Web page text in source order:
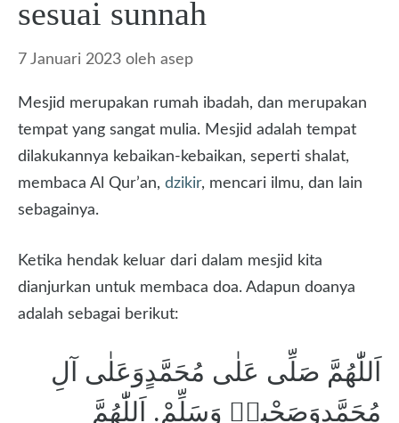
sesuai sunnah
7 Januari 2023 oleh asep
Mesjid merupakan rumah ibadah, dan merupakan
tempat yang sangat mulia. Mesjid adalah tempat
dilakukannya kebaikan-kebaikan, seperti shalat,
membaca Al Qur’an, dzikir, mencari ilmu, dan lain
sebagainya.
Ketika hendak keluar dari dalam mesjid kita
dianjurkan untuk membaca doa. Adapun doanya
adalah sebagai berikut:
اَللّٰهُمَّ صَلِّى عَلٰى مُحَمَّدٍوَعَلٰى آلِ
مُحَمَّدٍوَصَحْبِهٖ وَسَلِّمْ. اَللّٰهُمَّ